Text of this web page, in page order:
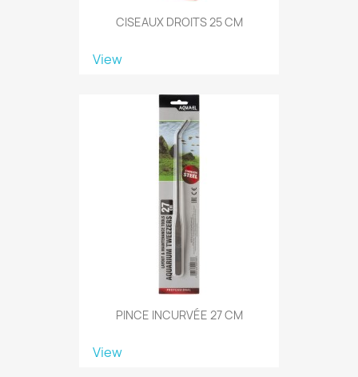
CISEAUX DROITS 25 CM
View
PINCE INCURVÉE 27 CM
View